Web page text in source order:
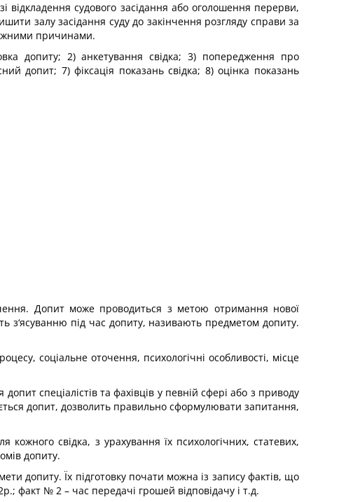
відкладення судового засідання або оголошення перерви,
залу засідання суду до закінчення розгляду справи за
причинами.
допиту; 2) анкетування свідка; 3) попередження про
допит; 7) фіксація показань свідка; 8) оцінка показань
Допит може проводиться з метою отримання нової
з‘ясуванню під час допиту, називають предметом допиту.
соціальне оточення, психологічні особливості, місце
спеціалістів та фахівців у певній сфері або з приводу
допит, дозволить правильно сформулювати запитання,
свідка, з урахування їх психологічних, статевих,
допиту.
допиту. Їх підготовку почати можна із запису фактів, що
факт № 2 – час передачі грошей відповідачу і т.д.